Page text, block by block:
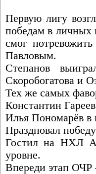
Первую лигу
победам в личных
смог
Павловым.
Степанов
Скоробогатова и
Тех же самых
Константин
Илья Пономарёв в
Праздновал
Гостил на НХЛ
уровне.
Впереди этап ОЧР